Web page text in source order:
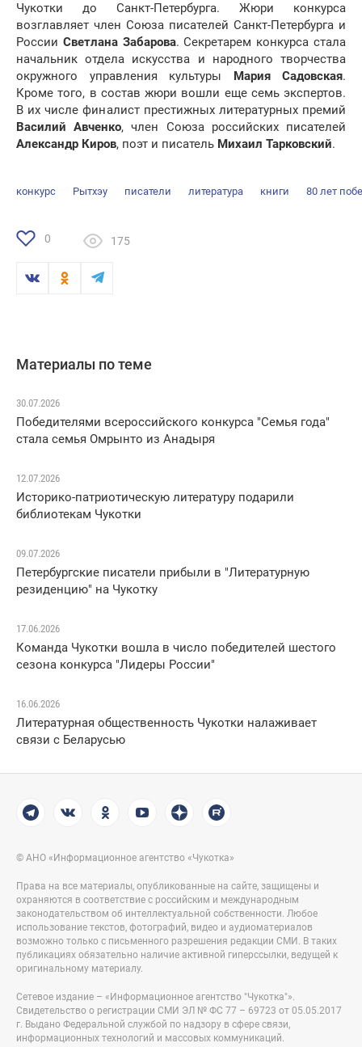
Чукотки до Санкт-Петербурга. Жюри конкурса
возглавляет член Союза писателей Санкт-Петербурга и
России Светлана Забарова. Секретарем конкурса стала
начальник отдела искусства и народного творчества
окружного управления культуры
Мария Садовская.
Кроме того, в состав жюри вошли еще семь экспертов.
В их числе финалист престижных литературных премий
Василий Авченко, член Союза российских писателей
Александр Киров, поэт и писатель Михаил Тарковский.
конкурс Рытхэу писатели литература книги 80 лет
0 175
Материалы по теме
30.07.2026
Победителями всероссийского конкурса "Семья года"
стала семья Омрынто из Анадыря
12.07.2026
Историко-патриотическую литературу подарили
библиотекам Чукотки
09.07.2026
Петербургские писатели прибыли в "Литературную
резиденцию" на Чукотку
17.06.2026
Команда Чукотки вошла в число победителей шестого
сезона конкурса "Лидеры России"
16.06.2026
Литературная общественность Чукотки налаживает
связи с Беларусью
© АНО «Информационное агентство «Чукотка»
Права на все материалы, опубликованные на сайте, защищены и
охраняются в соответствие с российским и международным
законодательством об интеллектуальной собственности. Любое
использование текстов, фотографий, видео и аудиоматериалов
возможно только с письменного разрешения редакции СМИ. В таких
публикациях обязательно наличие активной гиперссылки, ведущей к
оригинальному материалу.
Сетевое издание – «Информационное агентство "Чукотка"».
Свидетельство о регистрации СМИ ЭЛ № ФС 77 – 69723 от 05.05.2017
г. Выдано Федеральной службой по надзору в сфере связи,
информационных технологий и массовых коммуникаций.